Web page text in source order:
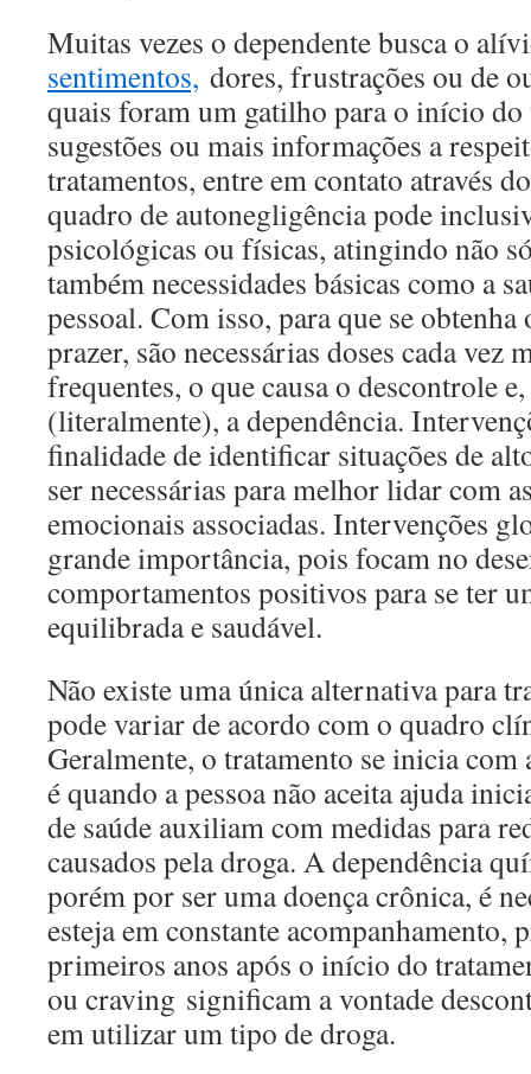
Muitas vezes o dependente busca o
sentimentos, dores, frustrações ou de
quais foram um gatilho para o início do
sugestões ou mais informações a
tratamentos, entre em contato através
quadro de autonegligência pode
psicológicas ou físicas, atingindo não
também necessidades básicas como a
pessoal. Com isso, para que se
prazer, são necessárias doses cada vez
frequentes, o que causa o descontrole
(literalmente), a dependência.
finalidade de identificar situações de
ser necessárias para melhor lidar com
emocionais associadas. Intervenções
grande importância, pois focam no
comportamentos positivos para se ter
equilibrada e saudável.
Não existe uma única alternativa para
pode variar de acordo com o quadro
Geralmente, o tratamento se inicia com
é quando a pessoa não aceita ajuda
de saúde auxiliam com medidas para
causados pela droga. A dependência
porém por ser uma doença crônica, é
esteja em constante acompanhamento,
primeiros anos após o início do
ou craving significam a vontade
em utilizar um tipo de droga.